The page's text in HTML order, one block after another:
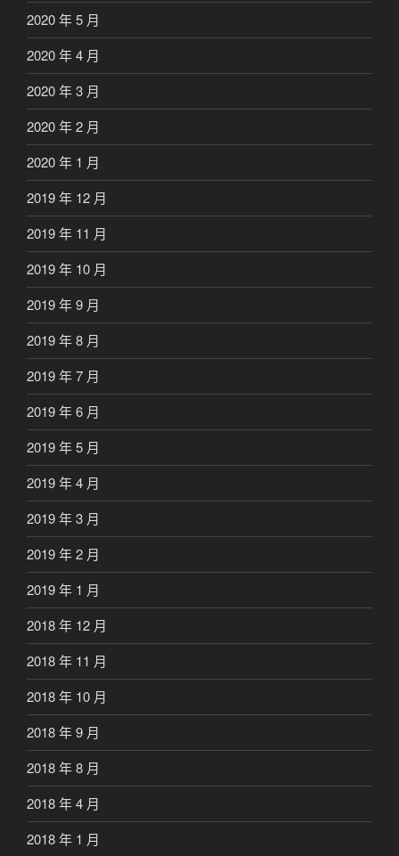
2020 年 5 月
2020 年 4 月
2020 年 3 月
2020 年 2 月
2020 年 1 月
2019 年 12 月
2019 年 11 月
2019 年 10 月
2019 年 9 月
2019 年 8 月
2019 年 7 月
2019 年 6 月
2019 年 5 月
2019 年 4 月
2019 年 3 月
2019 年 2 月
2019 年 1 月
2018 年 12 月
2018 年 11 月
2018 年 10 月
2018 年 9 月
2018 年 8 月
2018 年 4 月
2018 年 1 月